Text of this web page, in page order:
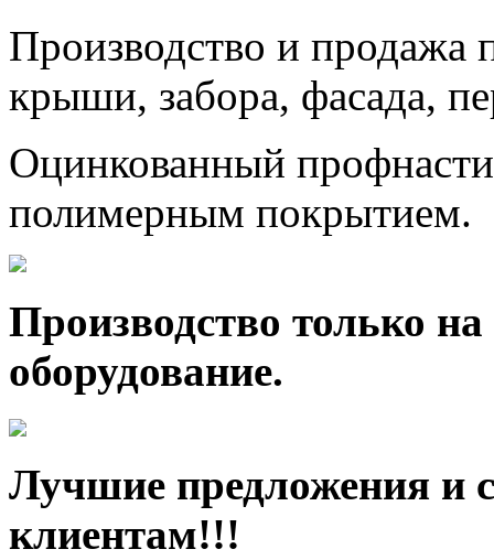
Производство и продажа
крыши, забора, фасада,
Оцинкованный
полимерным покрытием.
Производство только
оборудование.
Лучшие предложения и
клиентам!!!